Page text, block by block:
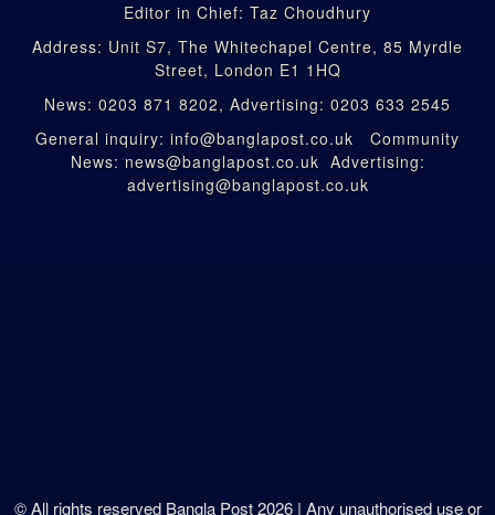
Editor in Chief: Taz Choudhury
Address: Unit S7, The Whitechapel Centre, 85 Myrdle
Street, London E1 1HQ
News: 0203 871 8202, Advertising: 0203 633 2545
General inquiry: info@banglapost.co.uk Community
News: news@banglapost.co.uk Advertising:
advertising@banglapost.co.uk
© All rights reserved Bangla Post2026| Any unauthorised use or